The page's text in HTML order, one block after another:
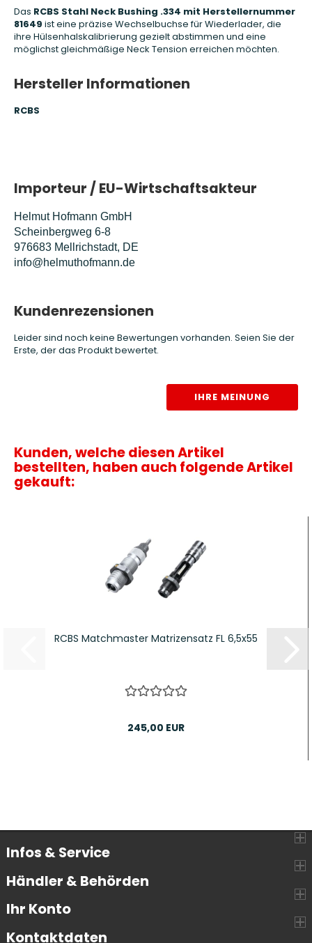
Das RCBS Stahl Neck Bushing .334 mit Herstellernummer
81649 ist eine präzise Wechselbuchse für Wiederlader, die
ihre Hülsenhalskalibrierung gezielt abstimmen und eine
möglichst gleichmäßige Neck Tension erreichen möchten.
Hersteller Informationen
RCBS
Importeur / EU-Wirtschaftsakteur
Helmut Hofmann GmbH
Scheinbergweg 6-8
976683 Mellrichstadt, DE
info@helmuthofmann.de
Kundenrezensionen
Leider sind noch keine Bewertungen vorhanden. Seien Sie der
Erste, der das Produkt bewertet.
IHRE MEINUNG
Kunden, welche diesen Artikel
bestellten, haben auch folgende Artikel
gekauft:
RCBS Matchmaster Matrizensatz FL 6,5x55
245,00 EUR
Infos & Service
Händler & Behörden
Ihr Konto
Kontaktdaten